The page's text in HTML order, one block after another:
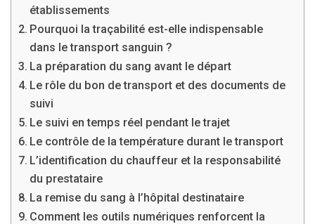
établissements
Pourquoi la traçabilité est-elle indispensable
dans le transport sanguin ?
La préparation du sang avant le départ
Le rôle du bon de transport et des documents de
suivi
Le suivi en temps réel pendant le trajet
Le contrôle de la température durant le transport
L’identification du chauffeur et la responsabilité
du prestataire
La remise du sang à l’hôpital destinataire
Comment les outils numériques renforcent la